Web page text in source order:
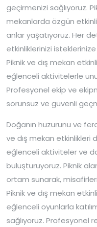
geçirmenizi sağlıyoruz.
mekanlarda özgün
anlar yaşatıyoruz. Her
etkinliklerinizi
Piknik ve dış mekan
eğlenceli aktivitelerle
Profesyonel ekip ve
sorunsuz ve güvenli
Doğanın huzurunu ve
ve dış mekan etkinlikleri
eğlenceli aktiviteler ve
buluşturuyoruz. Piknik
ortam sunarak,
Piknik ve dış mekan
eğlenceli oyunlarla
sağlıyoruz. Profesyonel